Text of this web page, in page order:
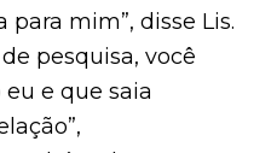
para mim”, disse Lis.
pesquisa, você
e que saia